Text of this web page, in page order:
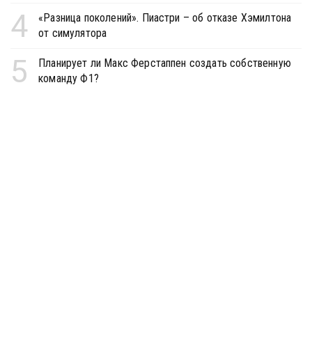
4
«Разница поколений». Пиастри – об отказе Хэмилтона
от симулятора
5
Планирует ли Макс Ферстаппен создать собственную
команду Ф1?